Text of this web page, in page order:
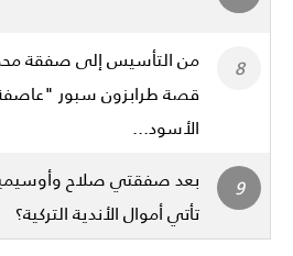
من التأسيس إلى صفقة
قصة طرابزون سبور "عاصفة
الأسود...
بعد صفقتي صلاح
تأتي أموال الأندية التركية؟